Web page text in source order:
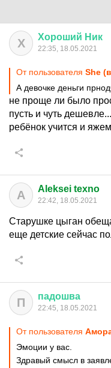
Х Хороший Ник
22:35, 18.05.2021
От пользователя She
А девочке деньги
не проще ли было
пусть и чуть дешевле...
ребёнок учится и
A Aleksei texno
22:42, 18.05.2021
Старушке цыган
еще детские сейчас
П падошва
22:45, 18.05.2021
От пользователя
Эмоции у вас.
Здравый смысл в